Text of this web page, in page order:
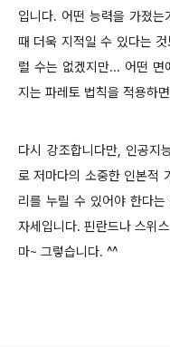
입니다. 어떤 능력을 가졌
때 더욱 지적일 수 있다는
럴 수는 없겠지만... 어떤 면
지는 파레토 법칙을 적용하
다시 강조합니다만, 인공지
로 저마다의 소중한 인본적
리를 누릴 수 있어야 한다
자세입니다. 핀란드나 스위
마~ 그렇습니다. ^^